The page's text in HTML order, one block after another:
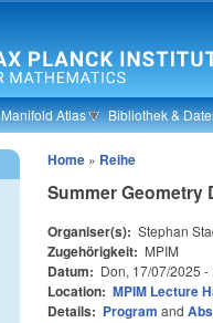
Manifold Atlas Bibliothek &
Home » Reihe
Summer Geometry
Organiser(s): Stephan
Zugehörigkeit: MPIM
Datum: Don, 17/07/2025 -
Location: MPIM Lecture
Details: Program and